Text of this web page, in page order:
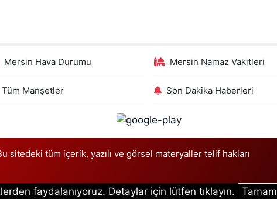
Mersin Hava Durumu Mersin Namaz Vakitleri
Tüm Manşetler Son Dakika Haberleri
sitedeki tüm içerik, yazılı ve görsel materyaller telif hakları
faydalanıyoruz. Detaylar için lütfen tıklayın. Tamam